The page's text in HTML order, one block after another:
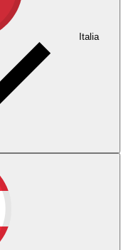
Italia